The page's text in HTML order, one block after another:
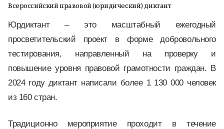
Всероссийский правовой (юридический) диктант
Юрдиктант – это масштабный ежегодный
просветительский проект в форме добровольного
тестирования, направленный на проверку и
повышение уровня правовой грамотности граждан. В
2024 году диктант написали более 1 130 000 человек
из 160 стран.
Традиционно мероприятие проходит в течение